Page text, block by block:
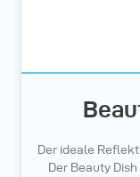
Der ideale
Der Beauty